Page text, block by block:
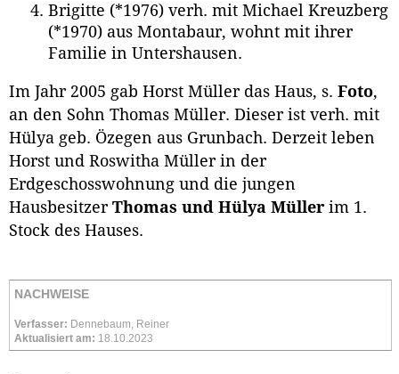
Brigitte (*1976) verh. mit Michael Kreuzberg
(*1970) aus Montabaur, wohnt mit ihrer
Familie in Untershausen.
Im Jahr 2005 gab Horst Müller das Haus, s. Foto,
an den Sohn Thomas Müller. Dieser ist verh. mit
Hülya geb. Özegen aus Grunbach. Derzeit leben
Horst und Roswitha Müller in der
Erdgeschosswohnung und die jungen
Hausbesitzer Thomas und Hülya Müller im 1.
Stock des Hauses.
NACHWEISE
Verfasser: Dennebaum, Reiner
Aktualisiert am: 18.10.2023